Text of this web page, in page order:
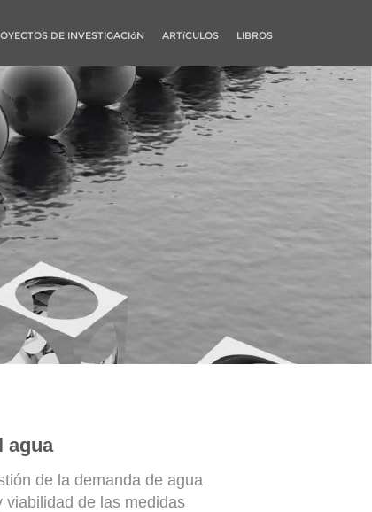
DE INVESTIGACIóN ARTíCULOS LIBROS
agua
de la demanda de agua
viabilidad de las medidas